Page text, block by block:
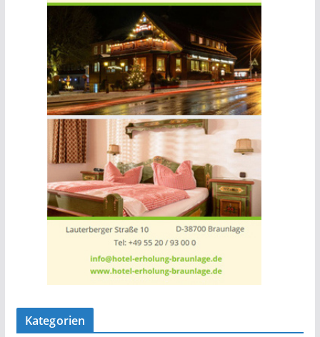
Kategorien